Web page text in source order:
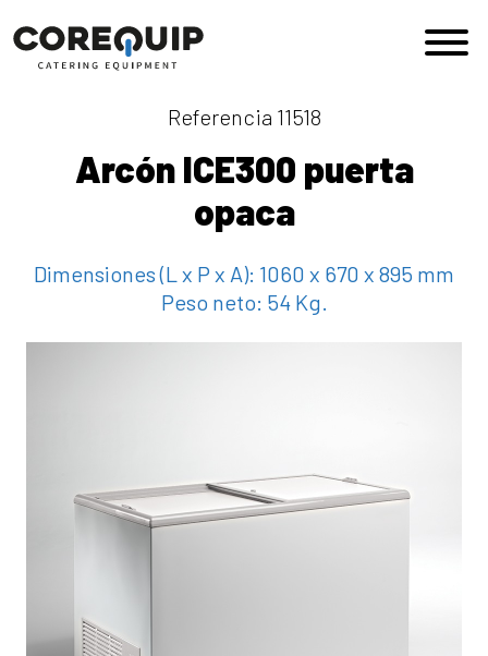
Navegación principal
Referencia 11518
Arcón ICE300 puerta
opaca
Dimensiones (L x P x A): 1060 x 670 x 895 mm
Peso neto: 54 Kg.